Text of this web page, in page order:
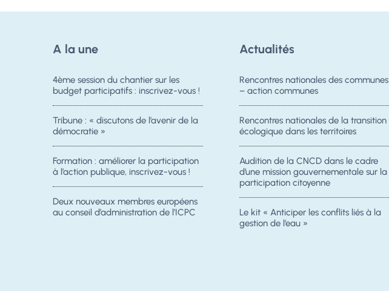
A la une
4ème session du chantier sur les
budget participatifs : inscrivez-vous !
Tribune : « discutons de l’avenir de la
démocratie »
Formation : améliorer la participation
à l’action publique, inscrivez-vous !
Deux nouveaux membres européens
au conseil d’administration de l’ICPC
Actualités
Rencontres nationales des communes
– action communes
Rencontres nationales de la transition
écologique dans les territoires
Audition de la CNCD dans le cadre
d’une mission gouvernementale sur la
participation citoyenne
Le kit « Anticiper les conflits liés à la
gestion de l’eau »